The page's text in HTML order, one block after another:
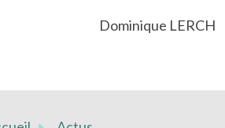
Dominique LERCH